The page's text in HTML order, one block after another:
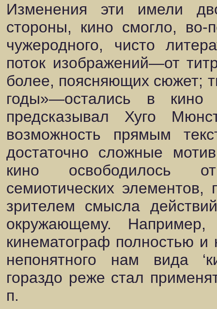
Изменения эти имели
стороны, кино смогло, во-
чужеродного, чисто
поток изображений—от
более, поясняющих сюжет;
годы»—остались в
предсказывал Хуго
возможность прямым
достаточно сложные
кино освободилось
семиотических элементов,
зрителем смысла
окружающему.
кинематограф полностью и
непонятного нам вида
гораздо реже стал
п.